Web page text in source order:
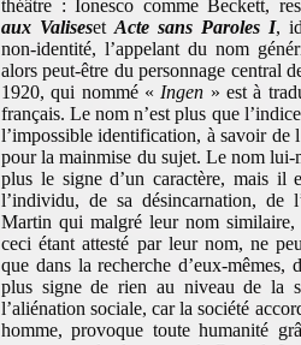
théâtre : Ionesco comme Beckett,
aux Valiseset Acte sans Paroles I,
non-identité, l’appelant du nom
alors peut-être du personnage central
1920, qui nommé « Ingen » est à
français. Le nom n’est plus que
l’impossible identification, à savoir de
pour la mainmise du sujet. Le nom lui-
plus le signe d’un caractère, mais il
l’individu, de sa désincarnation,
Martin qui malgré leur nom similaire,
ceci étant attesté par leur nom, ne
que dans la recherche d’eux-
plus signe de rien au niveau de la
l’aliénation sociale, car la société
homme, provoque toute humanité